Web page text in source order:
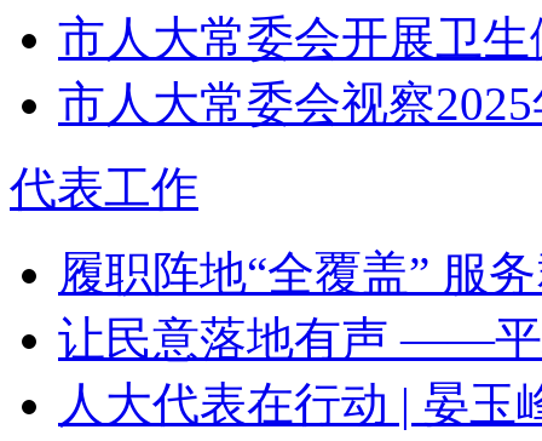
市人大常委会开展卫
市人大常委会视察
代表工作
履职阵地“全覆盖” 服
让民意落地有声 ——平
人大代表在行动 | 晏玉